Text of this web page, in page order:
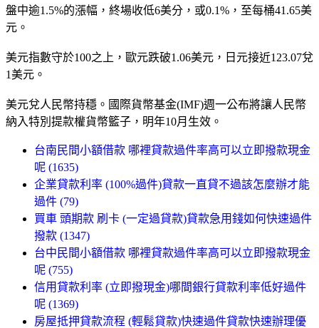
盤中逾1.5%的漲幅，終場收低6美分，或0.1%，至每桶41.65美
元。
美元指數守於100之上，歐元跌破1.06美元，日元接近123.07兌
1美元。
美元兌人民幣持穩。國際貨幣基金(IMF)週一公布將讓人民幣
納入特別提款權貨幣籃子，明年10月生效。
台南民間小額借款 哪裡貸款過件率高可以立即撥款現金
呢 (1635)
企業貸款利率 (100%過件)貸款一直貸不過該怎麼辦才能
過件 (79)
買車 頭期款 刷卡 (一定過貸款)貸款急用錢如何快速過件
撥款 (1347)
台中民間小額借款 哪裡貸款過件率高可以立即撥款現金
呢 (755)
信用貸款利率 (立即撥現金)哪間銀行貸款利率低好過件
呢 (1369)
房屋抵押貸款流程 (輕鬆貸款)快速過件貸款快速辦理優